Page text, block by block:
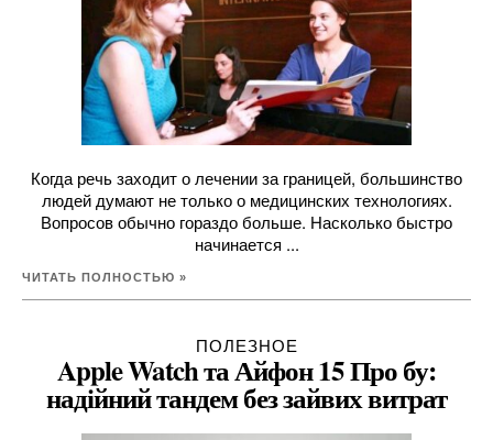
Когда речь заходит о лечении за границей, большинство
людей думают не только о медицинских технологиях.
Вопросов обычно гораздо больше. Насколько быстро
начинается ...
ЧИТАТЬ ПОЛНОСТЬЮ »
ПОЛЕЗНОЕ
Apple Watch та Айфон 15 Про бу:
надійний тандем без зайвих витрат